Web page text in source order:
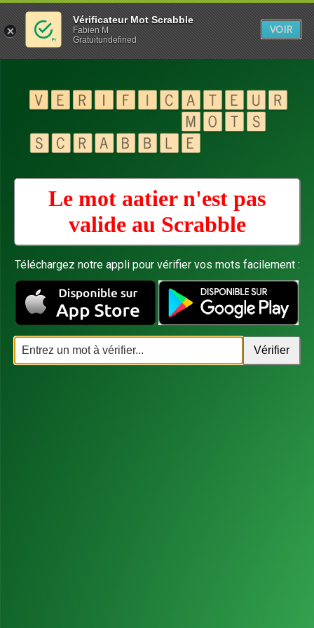
Le mot aatier n'est pas
valide au Scrabble
Téléchargez notre appli pour vérifier vos mots facilement :
Vérificateur Mot Scrabble
Fabien M
Gratuitundefined
VOIR